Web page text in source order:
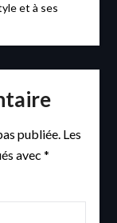
et à ses
publiée. Les
avec *